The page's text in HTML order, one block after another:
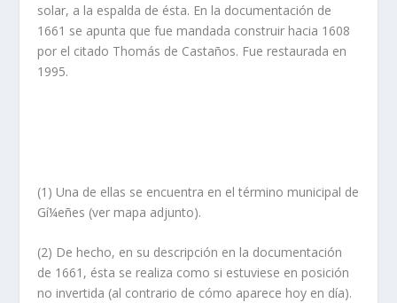
solar, a la espalda de ésta. En la documentación de
1661 se apunta que fue mandada construir hacia 1608
por el citado Thomás de Castaños. Fue restaurada en
1995.
(1) Una de ellas se encuentra en el término municipal de
Gí¼eñes (ver mapa adjunto).
(2) De hecho, en su descripción en la documentación
de 1661, ésta se realiza como si estuviese en posición
no invertida (al contrario de cómo aparece hoy en dí­a).